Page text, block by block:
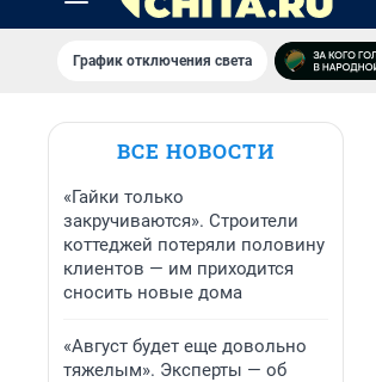
График отключения света
ВСЕ НОВОСТИ
«Гайки только
закручиваются». Строители
коттеджей потеряли половину
клиентов — им приходится
сносить новые дома
«Август будет еще довольно
тяжелым». Эксперты — об